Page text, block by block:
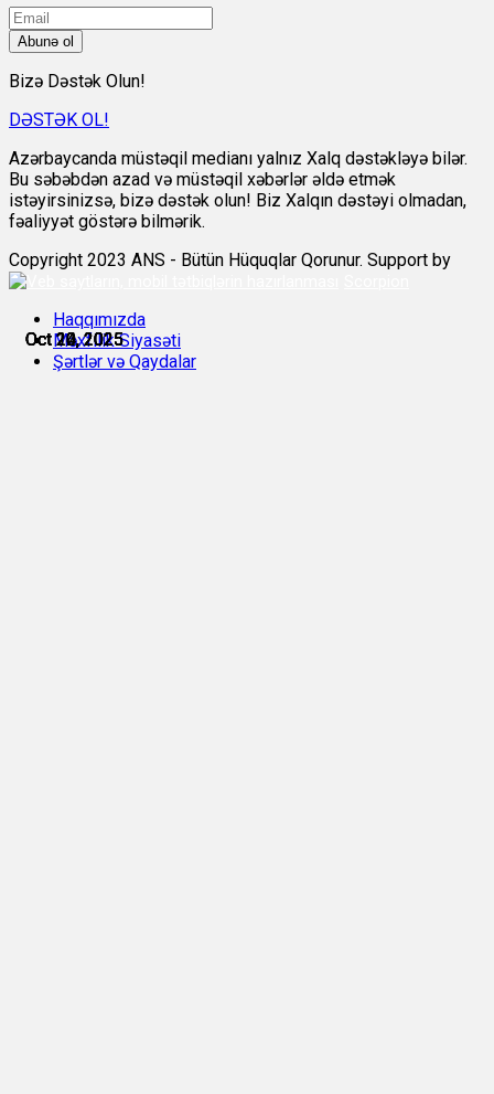
Oct 14, 2025
Oct 14, 2025
Oct 20, 2025
Oct 20, 2025
Oct 20, 2025
Oct 22, 2025
Abunə ol
Bizə Dəstək Olun!
DƏSTƏK OL!
Azərbaycanda müstəqil medianı yalnız Xalq dəstəkləyə bilər.
Bu səbəbdən azad və müstəqil xəbərlər əldə etmək
istəyirsinizsə, bizə dəstək olun! Biz Xalqın dəstəyi olmadan,
fəaliyyət göstərə bilmərik.
Copyright 2023 ANS - Bütün Hüquqlar Qorunur. Support by
Haqqımızda
Məxfilik Siyasəti
Şərtlər və Qaydalar